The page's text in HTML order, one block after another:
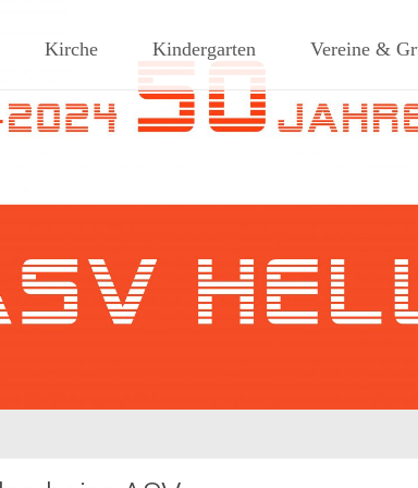
Dorf am Rande des
Kirche Kindergarten Vereine &